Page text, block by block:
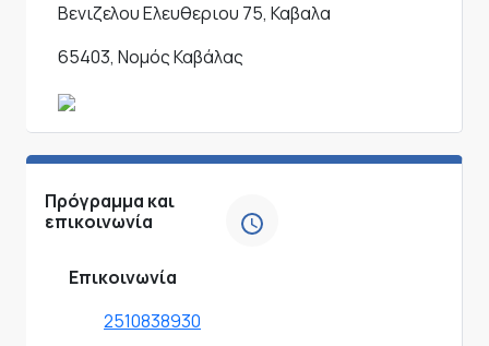
Βενιζελου Ελευθεριου 75, Καβαλα
65403, Νομός Καβάλας
Πρόγραμμα και
επικοινωνία
Επικοινωνία
2510838930